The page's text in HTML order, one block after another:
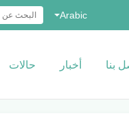
Arabic
بنا أخبار حالات